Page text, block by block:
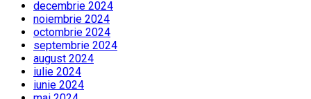
decembrie 2024
noiembrie 2024
octombrie 2024
septembrie 2024
august 2024
iulie 2024
iunie 2024